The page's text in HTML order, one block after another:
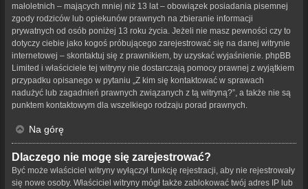
małoletnich – mających mniej niż 13 lat – obowiązek posiadania pisemnej
zgody rodziców lub opiekunów prawnych na zbieranie informacji
prywatnych od osób poniżej 13 roku życia. Jeżeli nie masz pewności czy to
dotyczy ciebie jako kogoś próbującego zarejestrować się na danej witrynie
internetowej – skontaktuj się z prawnikiem, by uzyskać wyjaśnienie. phpBB
Limited i właściciele tej witryny nie dostarczają pomocy prawnej z wyjątkiem
przypadku opisanego w pytaniu „Z kim się kontaktować w sprawach
nadużyć lub zagadnień prawnych związanych z tą witryną?”, a także nie są
punktem kontaktowym dla wszelkiego rodzaju porad prawnych.
Na górę
Dlaczego nie mogę się zarejestrować?
Być może właściciel witryny wyłączył funkcję rejestracji, aby nie rejestrowały
się nowe osoby. Właściciel witryny mógł także zablokować twój adres IP lub